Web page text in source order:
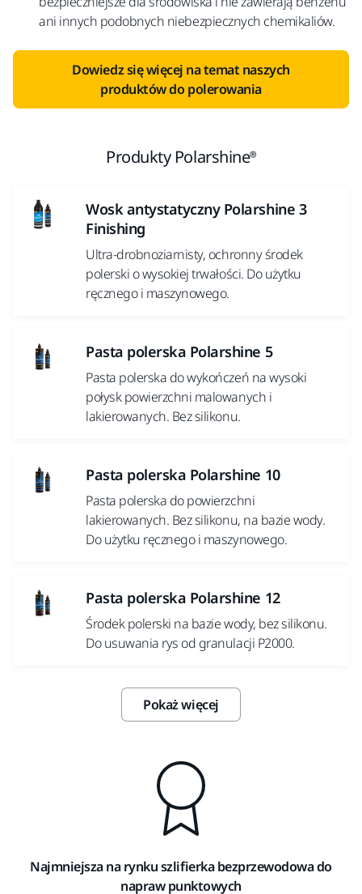
ani innych podobnych niebezpiecznych chemikaliów.
Dowiedz się więcej na temat naszych
produktów do polerowania
Produkty Polarshine®
Wosk antystatyczny Polarshine 3
Finishing
Ultra-drobnoziarnisty, ochronny środek
polerski o wysokiej trwałości. Do użytku
ręcznego i maszynowego.
Pasta polerska Polarshine 5
Pasta polerska do wykończeń na wysoki
połysk powierzchni malowanych i
lakierowanych. Bez silikonu.
Pasta polerska Polarshine 10
Pasta polerska do powierzchni
lakierowanych. Bez silikonu, na bazie wody.
Do użytku ręcznego i maszynowego.
Pasta polerska Polarshine 12
Środek polerski na bazie wody, bez silikonu.
Do usuwania rys od granulacji P2000.
Pokaż więcej
Najmniejsza na rynku szlifierka bezprzewodowa do
napraw punktowych